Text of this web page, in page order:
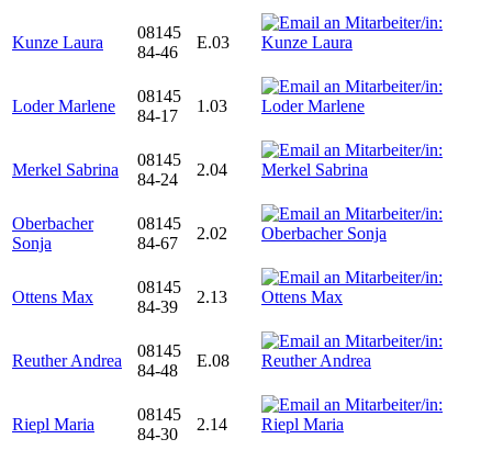
Kunze Laura
08145
84-46
E.03
Loder Marlene
08145
84-17
1.03
Merkel Sabrina
08145
84-24
2.04
Oberbacher
Sonja
08145
84-67
2.02
Ottens Max
08145
84-39
2.13
Reuther Andrea
08145
84-48
E.08
Riepl Maria
08145
84-30
2.14